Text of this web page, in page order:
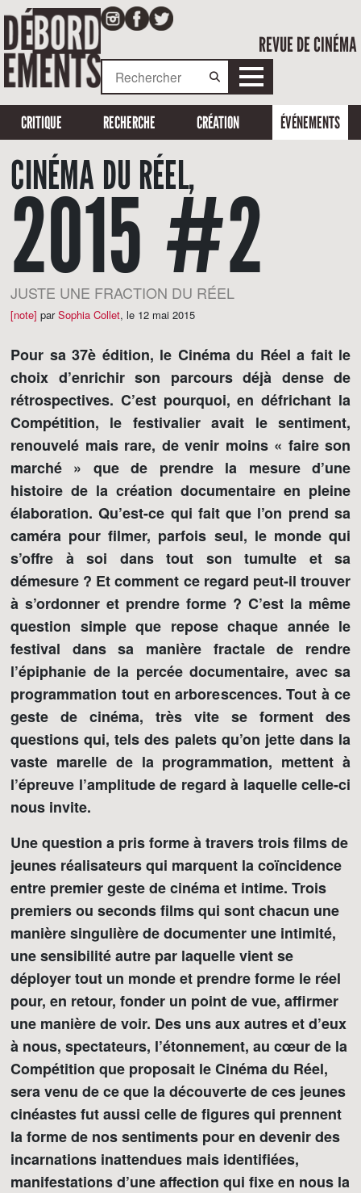
REVUE DE CINÉMA
CRITIQUE RECHERCHE CRÉATION ÉVÉNEMENTS
CINÉMA DU RÉEL,
2015 #2
JUSTE UNE FRACTION DU RÉEL
[note] parSophia Collet, le 12 mai 2015
Pour sa 37è édition, le Cinéma du Réel a fait le
choix d’enrichir son parcours déjà dense de
rétrospectives. C’est pourquoi, en défrichant la
Compétition, le festivalier avait le sentiment,
renouvelé mais rare, de venir moins « faire son
marché » que de prendre la mesure d’une
histoire de la création documentaire en pleine
élaboration. Qu’est-ce qui fait que l’on prend sa
caméra pour filmer, parfois seul, le monde qui
s’offre à soi dans tout son tumulte et sa
démesure ? Et comment ce regard peut-il trouver
à s’ordonner et prendre forme ? C’est la même
question simple que repose chaque année le
festival dans sa manière fractale de rendre
l’épiphanie de la percée documentaire, avec sa
programmation tout en arborescences. Tout à ce
geste de cinéma, très vite se forment des
questions qui, tels des palets qu’on jette dans la
vaste marelle de la programmation, mettent à
l’épreuve l’amplitude de regard à laquelle celle-ci
nous invite.
Une question a pris forme à travers trois films de
jeunes réalisateurs qui marquent la coïncidence
entre premier geste de cinéma et intime. Trois
premiers ou seconds films qui sont chacun une
manière singulière de documenter une intimité,
une sensibilité autre par laquelle vient se
déployer tout un monde et prendre forme le réel
pour, en retour, fonder un point de vue, affirmer
une manière de voir. Des uns aux autres et d’eux
à nous, spectateurs, l’étonnement, au cœur de la
Compétition que proposait le Cinéma du Réel,
sera venu de ce que la découverte de ces jeunes
cinéastes fut aussi celle de figures qui prennent
la forme de nos sentiments pour en devenir des
incarnations inattendues mais identifiées,
manifestations d’une affection qui fixe en nous la